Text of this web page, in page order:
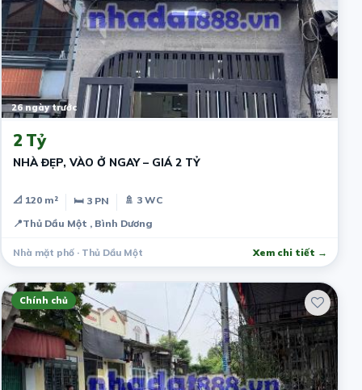
26 ngày trước
2 Tỷ
NHÀ ĐẸP, VÀO Ở NGAY – GIÁ 2 TỶ
📐 120 m² 🛏 3 PN
🚿 3 WC
📍Thủ Dầu Một , Bình Dương
Nhà mặt phố · Thủ Dầu Một Xem chi tiết →
Chính chủ